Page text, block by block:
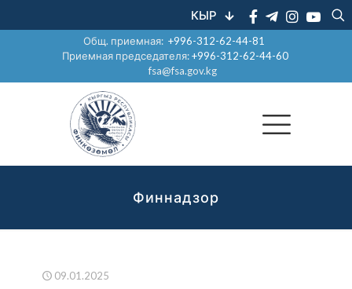
КЫР
Общ. приемная:+996-312-62-44-81
Приемная председателя:+996-312-62-44-60
fsa@fsa.gov.kg
Финнадзор
09.01.2025